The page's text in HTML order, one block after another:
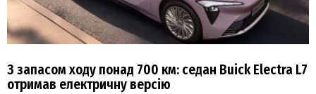
З запасом ходу понад 700 км: седан Buick Electra L7
отримав електричну версію